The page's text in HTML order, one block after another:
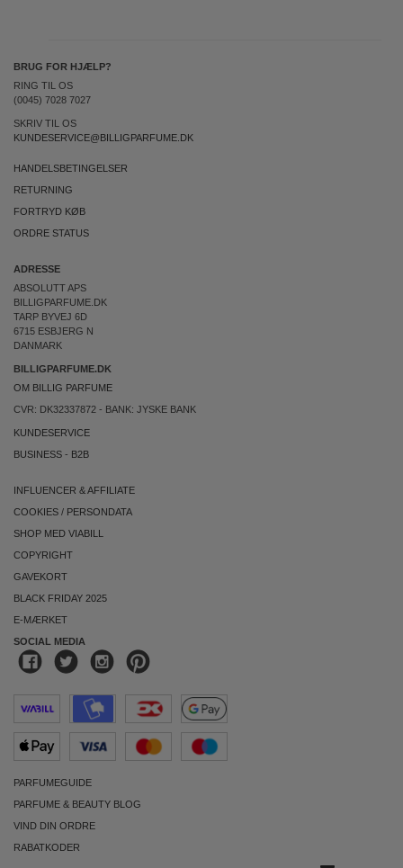
BRUG FOR HJÆLP?
RING TIL OS
(0045) 7028 7027
SKRIV TIL OS
KUNDESERVICE@BILLIGPARFUME.DK
HANDELSBETINGELSER
RETURNING
FORTRYD KØB
ORDRE STATUS
ADRESSE
ABSOLUTT APS
BILLIGPARFUME.DK
TARP BYVEJ 6D
6715 ESBJERG N
DANMARK
BILLIGPARFUME.DK
OM BILLIG PARFUME
CVR: DK32337872 - BANK: JYSKE BANK
KUNDESERVICE
BUSINESS - B2B
INFLUENCER & AFFILIATE
COOKIES / PERSONDATA
SHOP MED VIABILL
COPYRIGHT
GAVEKORT
BLACK FRIDAY 2025
E-MÆRKET
SOCIAL MEDIA
PARFUMEGUIDE
PARFUME & BEAUTY BLOG
VIND DIN ORDRE
RABATKODER